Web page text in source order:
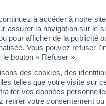
à accéder à notre
assurer la navigation sur le
pour afficher de la publicité
Vous pouvez refuser
bouton « Refuser ».
des cookies, des
telles que votre visite sur
vos données
votre consentement
Manhay
Marbehan
Martelange
Messancy
Muno